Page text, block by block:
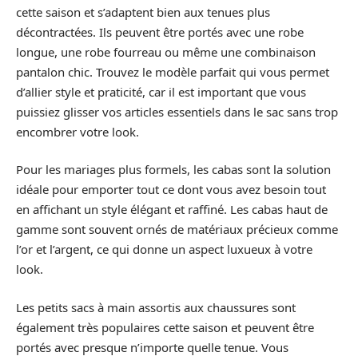
cette saison et s’adaptent bien aux tenues plus
décontractées. Ils peuvent être portés avec une robe
longue, une robe fourreau ou même une combinaison
pantalon chic. Trouvez le modèle parfait qui vous permet
d’allier style et praticité, car il est important que vous
puissiez glisser vos articles essentiels dans le sac sans trop
encombrer votre look.
Pour les mariages plus formels, les cabas sont la solution
idéale pour emporter tout ce dont vous avez besoin tout
en affichant un style élégant et raffiné. Les cabas haut de
gamme sont souvent ornés de matériaux précieux comme
l’or et l’argent, ce qui donne un aspect luxueux à votre
look.
Les petits sacs à main assortis aux chaussures sont
également très populaires cette saison et peuvent être
portés avec presque n’importe quelle tenue. Vous